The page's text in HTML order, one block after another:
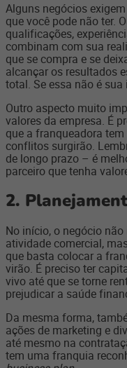
Alguns negócios
que você pode não ter.
qualificações,
combinam com sua
que se compra e se
alcançar os resultados
total. Se essa não é
Outro aspecto muito
valores da empresa. É
que a franqueadora
conflitos surgirão.
de longo prazo – é
parceiro que tenha
2.
No início, o negócio
atividade comercial,
que basta colocar a
virão. É preciso ter
vivo até que se torne
prejudicar a saúde
Da mesma forma,
ações de marketing e
até mesmo na
tem uma franquia